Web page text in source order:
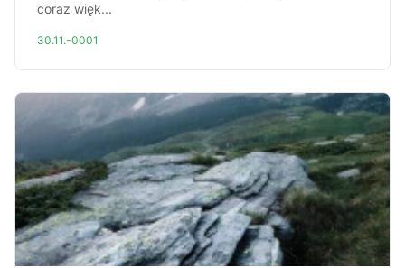
coraz więk...
30.11.-0001